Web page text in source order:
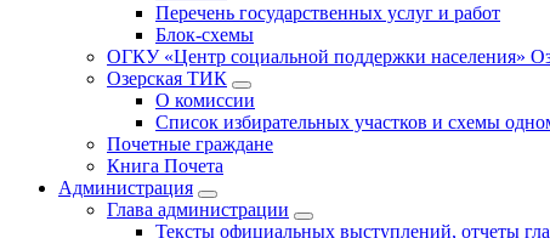
Перечень государственных услуг и работ
Блок-схемы
ОГКУ «Центр социальной поддержки населения»
Озерская ТИК
О комиссии
Список избирательных участков и схемы
Почетные граждане
Книга Почета
Администрация
Глава администрации
Тексты официальных выступлений, отчеты